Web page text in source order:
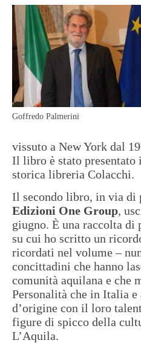
Goffredo Palmerini
vissuto a New York dal
Il libro è stato presentato
storica libreria Colacchi.
Il secondo libro, in via di
Edizioni One Group,
giugno. È una raccolta
su cui ho scritto un
ricordati nel volume –
concittadini che hanno
comunità aquilana e che
Personalità che in Italia e
d’origine con il loro
figure di spicco della
L’Aquila.